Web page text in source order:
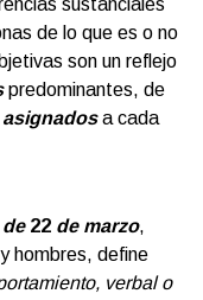
sustanciales
de lo que es o no
son un reflejo
predominantes, de
a cada
de 22 de marzo,
hombres, define
verbal o